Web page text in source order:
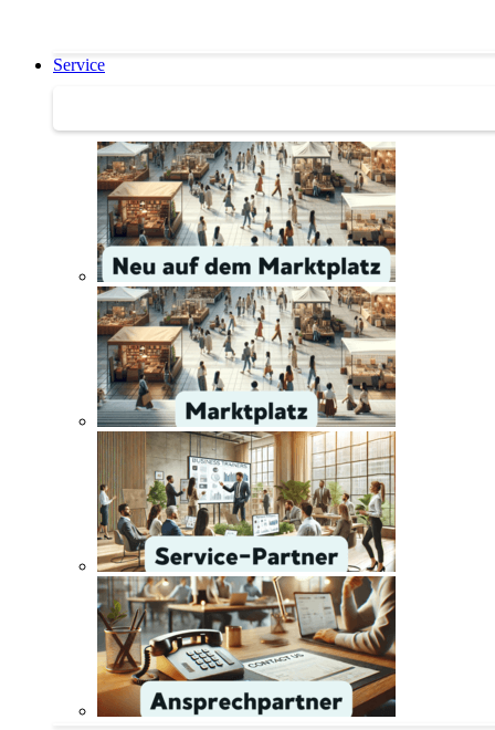
Service